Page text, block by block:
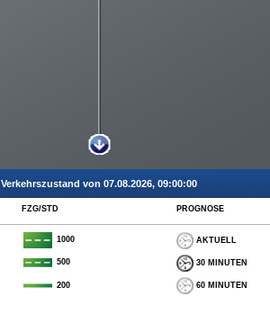
Verkehrszustand von 07.08.2026, 09:00:00
FZG/STD PROGNOSE
1000 AKTUELL
500 30 MINUTEN
200 60 MINUTEN